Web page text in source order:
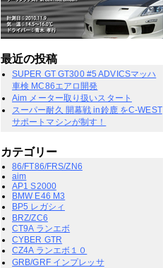
最近の投稿
SUPER GT GT300 #5 ADVICSマッハ
車検 MC86エアロ開発
Aim メーター取り扱いスタート
スーパー耐久 開幕戦 in鈴鹿 をC-WEST
サポートマシンが制す！
カテゴリー
86/FT86/FRS/ZN6
aim
AP1 S2000
BMW E46 M3
BP5 レガシィ
BRZ/ZC6
CT9A ランエボ
CYBER GTR
CZ4A ランエボ１０
GRB/GRF インプレッサ